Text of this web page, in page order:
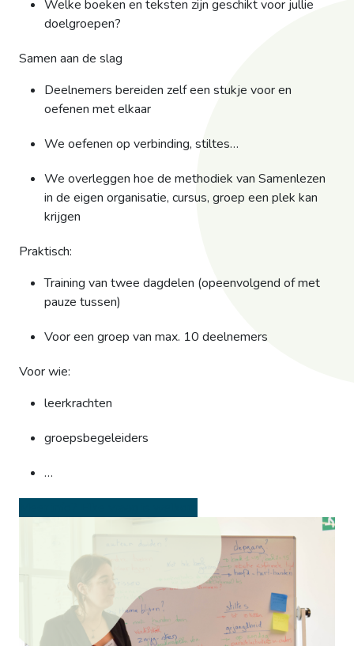
Welke boeken en teksten zijn geschikt voor jullie
doelgroepen?
Samen aan de slag
Deelnemers bereiden zelf een stukje voor en
oefenen met elkaar
We oefenen op verbinding, stiltes…
We overleggen hoe de methodiek van Samenlezen
in de eigen organisatie, cursus, groep een plek kan
krijgen
Praktisch:
Training van twee dagdelen (opeenvolgend of met
pauze tussen)
Voor een groep van max. 10 deelnemers
Voor wie:
leerkrachten
groepsbegeleiders
…